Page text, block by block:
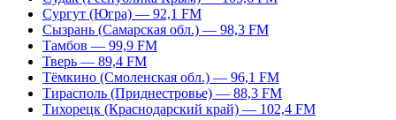
Сургут (Югра) — 92,1 FM
Сызрань (Самарская обл.) — 98,3 FM
Тамбов — 99,9 FM
Тверь — 89,4 FM
Тёмкино (Смоленская обл.) — 96,1 FM
Тирасполь (Приднестровье) — 88,3 FM
Тихорецк (Краснодарский край) — 102,4 FM